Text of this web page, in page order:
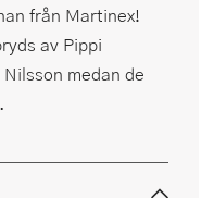
från Martinex!
av Pippi
medan de